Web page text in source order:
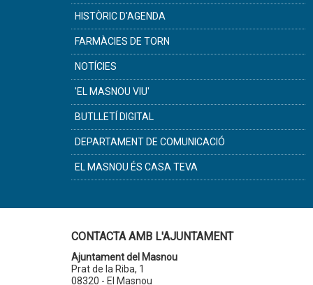
HISTÒRIC D'AGENDA
FARMÀCIES DE TORN
NOTÍCIES
'EL MASNOU VIU'
BUTLLETÍ DIGITAL
DEPARTAMENT DE COMUNICACIÓ
EL MASNOU ÉS CASA TEVA
CONTACTA AMB L'AJUNTAMENT
Ajuntament del Masnou
Prat de la Riba, 1
08320 - El Masnou